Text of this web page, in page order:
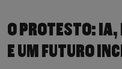
O PROTESTO:
E UM FUTURO